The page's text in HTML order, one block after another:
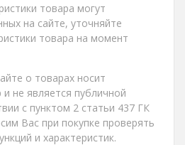
товара могут
на сайте, уточняйте
товара на момент
о товарах носит
не является публичной
с пунктом 2 статьи 437 ГК
Вас при покупке проверять
и характеристик.